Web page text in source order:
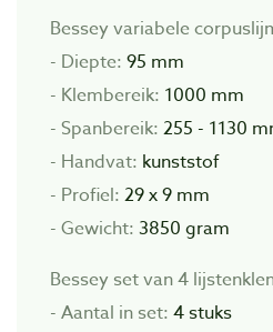
Bessey variabele
- Diepte: 95 mm
- Klembereik: 1000 mm
- Spanbereik: 255 - 1130
- Handvat: kunststof
- Profiel: 29 x 9 mm
- Gewicht: 3850 gram
Bessey set van 4
- Aantal in set: 4 stuks